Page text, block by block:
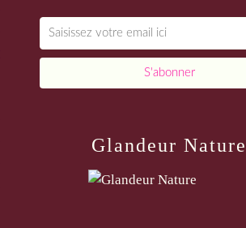
Glandeur Nature